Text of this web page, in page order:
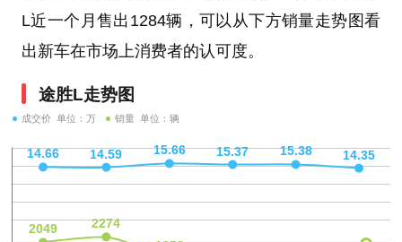
L近一个月售出1284辆，可以从下方销量走势图看
出新车在市场上消费者的认可度。
途胜L走势图
成交价 单位：万 销量 单位：辆